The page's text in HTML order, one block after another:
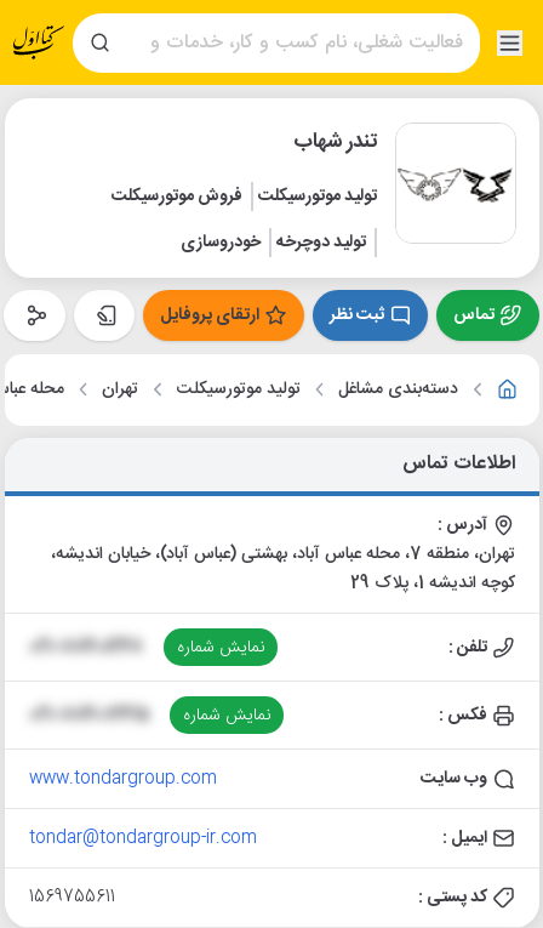
تندر شهاب
تولید موتورسیکلت فروش موتورسیکلت
تولید دوچرخه خودروسازی
تماس ثبت نظر ارتقای پروفایل
دسته‌بندی مشاغل تولید موتورسیکلت تهران محله
اطلاعات تماس
آدرس :
تهران، منطقه 7، محله عباس آباد، بهشتی (عباس آباد)، خیابان اندیشه،
کوچه اندیشه 1، پلاک 29
تلفن : نمایش شماره 021-88401248
فکس : نمایش شماره 021-88407425
وب سایت www.tondargroup.com
ایمیل : tondar@tondargroup-ir.com
کد پستی : 1569755611